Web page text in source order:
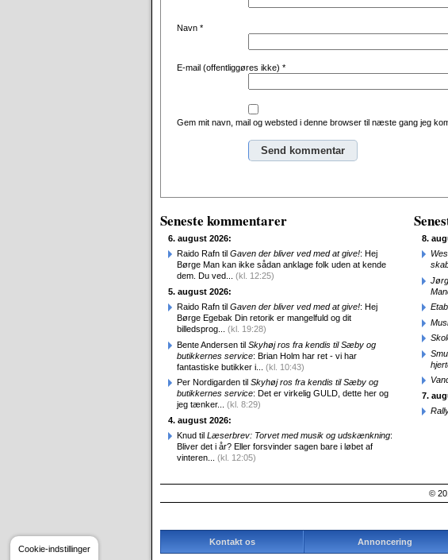
Navn *
E-mail (offentliggøres ikke) *
Gem mit navn, mail og websted i denne browser til næste gang jeg
Seneste kommentarer
6. august 2026:
Raido Rafn til Gaven der bliver ved med at give!: Hej
Børge Man kan ikke sådan anklage folk uden at kende
dem. Du ved... (kl. 12:25)
5. august 2026:
Raido Rafn til Gaven der bliver ved med at give!: Hej
Børge Egebak Din retorik er mangelfuld og dit
billedsprog... (kl. 19:28)
Bente Andersen til Skyhøj ros fra kendis til Sæby og
butikkernes service: Brian Holm har ret - vi har
fantastiske butikker i... (kl. 10:43)
Per Nordigarden til Skyhøj ros fra kendis til Sæby og
butikkernes service: Det er virkelig GULD, dette her og
jeg tænker... (kl. 8:29)
4. august 2026:
Knud til Læserbrev: Torvet med musik og udskænkning:
Bliver det i år? Eller forsvinder sagen bare i løbet af
vinteren... (kl. 12:05)
8.
7.
©
Kontakt os Annoncering
Cookie-indstillinger